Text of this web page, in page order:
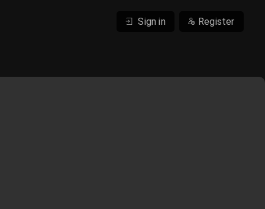
Sign in Register